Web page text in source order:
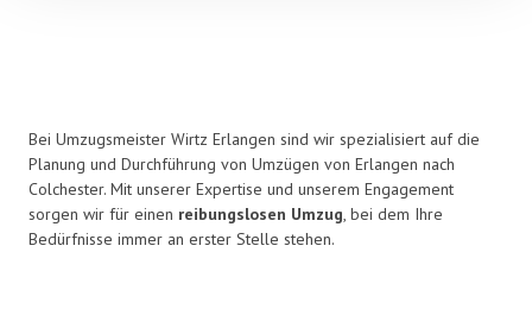
Bei Umzugsmeister Wirtz Erlangen sind wir spezialisiert auf die
Planung und Durchführung von Umzügen von Erlangen nach
Colchester. Mit unserer Expertise und unserem Engagement
sorgen wir für einen reibungslosen Umzug, bei dem Ihre
Bedürfnisse immer an erster Stelle stehen.